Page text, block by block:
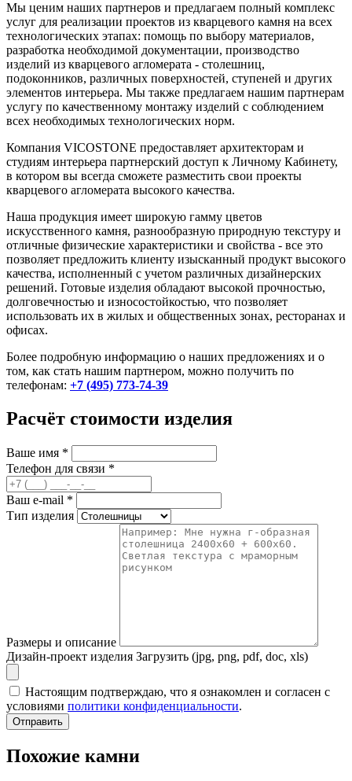
Мы ценим наших партнеров и предлагаем полный комплекс
услуг для реализации проектов из кварцевого камня на всех
технологических этапах: помощь по выбору материалов,
разработка необходимой документации, производство
изделий из кварцевого агломерата - столешниц,
подоконников, различных поверхностей, ступеней и других
элементов интерьера. Мы также предлагаем нашим партнерам
услугу по качественному монтажу изделий с соблюдением
всех необходимых технологических норм.
Компания VICOSTONE предоставляет архитекторам и
студиям интерьера партнерский доступ к Личному Кабинету,
в котором вы всегда сможете разместить свои проекты
кварцевого агломерата высокого качества.
Наша продукция имеет широкую гамму цветов
искусственного камня, разнообразную природную текстуру и
отличные физические характеристики и свойства - все это
позволяет предложить клиенту изысканный продукт высокого
качества, исполненный с учетом различных дизайнерских
решений. Готовые изделия обладают высокой прочностью,
долговечностью и износостойкостью, что позволяет
использовать их в жилых и общественных зонах, ресторанах и
офисах.
Более подробную информацию о наших предложениях и о
том, как стать нашим партнером, можно получить по
телефонам: +7 (495) 773-74-39
Расчёт стоимости изделия
Ваше имя *
Телефон для связи *
Ваш e-mail *
Тип изделия
Размеры и описание
Дизайн-проект изделия Загрузить (jpg, png, pdf, doc, xls)
Настоящим подтверждаю, что я ознакомлен и согласен с
условиями политики конфиденциальности.
Отправить
Похожие камни